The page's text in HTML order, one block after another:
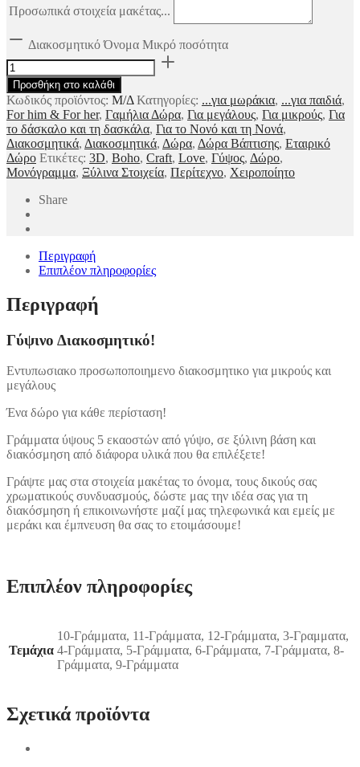
Προσωπικά στοιχεία μακέτας...
Διακοσμητικό Όνομα Μικρό ποσότητα
Προσθήκη στο καλάθι
Κωδικός προϊόντος: Μ/Δ Κατηγορίες: ...για μωράκια, ...για παιδιά,
For him & For her, Γαμήλια Δώρα, Για μεγάλους, Για μικρούς, Για
το δάσκαλο και τη δασκάλα, Για το Νονό και τη Νονά,
Διακοσμητικά, Διακοσμητικά, Δώρα, Δώρα Βάπτισης, Εταιρικό
Δώρο Ετικέτες: 3D, Boho, Craft, Love, Γύψος, Δώρο,
Μονόγραμμα, Ξύλινα Στοιχεία, Περίτεχνο, Χειροποίητο
Share
Περιγραφή
Επιπλέον πληροφορίες
Περιγραφή
Γύψινο Διακοσμητικό!
Εντυπωσιακο προσωποποιημενο διακοσμητικο για μικρούς και
μεγάλους
Ένα δώρο για κάθε περίσταση!
Γράμματα ύψους 5 εκαοστών από γύψο, σε ξύλινη βάση και
διακόσμηση από διάφορα υλικά που θα επιλέξετε!
Γράψτε μας στα στοιχεία μακέτας το όνομα, τους δικούς σας
χρωματικούς συνδυασμούς, δώστε μας την ιδέα σας για τη
διακόσμηση ή επικοινωνήστε μαζί μας τηλεφωνικά και εμείς με
μεράκι και έμπνευση θα σας το ετοιμάσουμε!
Επιπλέον πληροφορίες
Τεμάχια
10-Γράμματα, 11-Γράμματα, 12-Γράμματα, 3-Γραμματα,
4-Γράμματα, 5-Γράμματα, 6-Γράμματα, 7-Γράμματα, 8-
Γράμματα, 9-Γράμματα
Σχετικά προϊόντα